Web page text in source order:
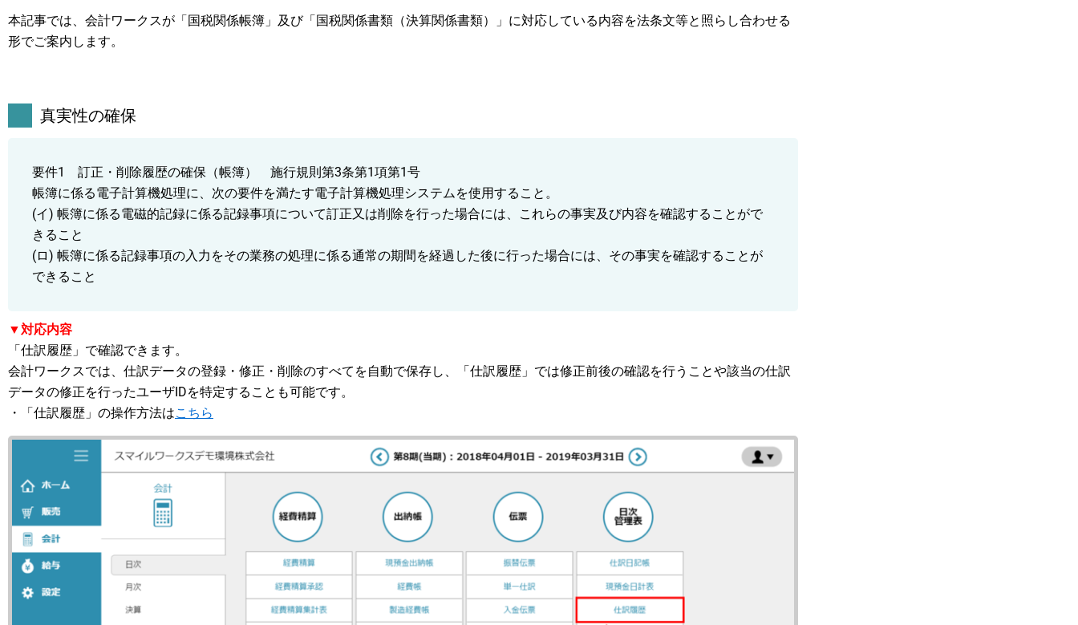
本記事では、会計ワークスが「国税関係帳簿」及び「国税関係書類（決算関係書類）」に対応している内容を法条文等と照らし合わせる
形でご案内します。
真実性の確保
要件1 訂正・削除履歴の確保（帳簿） 施行規則第3条第1項第1号
帳簿に係る電子計算機処理に、次の要件を満たす電子計算機処理システムを使用すること。
(イ) 帳簿に係る電磁的記録に係る記録事項について訂正又は削除を行った場合には、これらの事実及び内容を確認することがで
きること
(ロ) 帳簿に係る記録事項の入力をその業務の処理に係る通常の期間を経過した後に行った場合には、その事実を確認することが
できること
▼対応内容
「仕訳履歴」で確認できます。
会計ワークスでは、仕訳データの登録・修正・削除のすべてを自動で保存し、「仕訳履歴」では修正前後の確認を行うことや該当の仕訳
データの修正を行ったユーザIDを特定することも可能です。
・「仕訳履歴」の操作方法はこちら